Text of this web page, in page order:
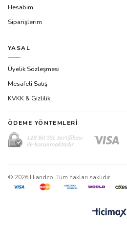
Hesabım
Siparişlerim
YASAL
Üyelik Sözleşmesi
Mesafeli Satış
KVKK & Gizlilik
ÖDEME YÖNTEMLERI
© 2026 Hiandco. Tüm hakları saklıdır.